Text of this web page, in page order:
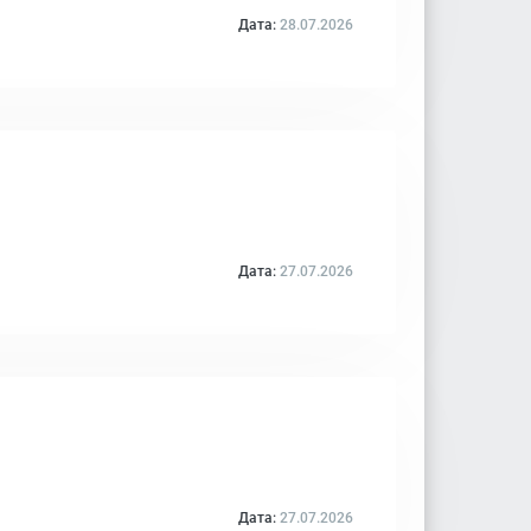
Дата: 28.07.2026
Дата: 27.07.2026
Дата: 27.07.2026